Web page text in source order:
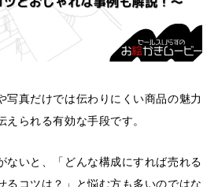
写真だけでは伝わりにくい商品の魅力
られる有効な手段です。
ないと、「どんな構成にすれば売れる
るコツは？」と悩む方も多いのではな